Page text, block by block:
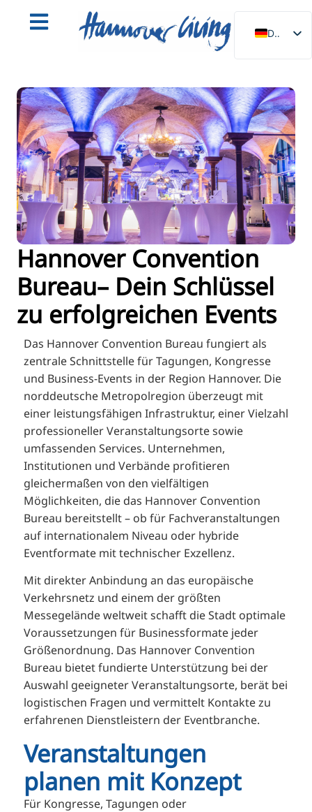
DE
EN
PL
ES
IT
DA
SV
FR
PT
RU
FI
KO
JA
UK
Hannover Convention
Bureau– Dein Schlüssel
zu erfolgreichen Events
Das Hannover Convention Bureau fungiert als
zentrale Schnittstelle für Tagungen, Kongresse
und Business-Events in der Region Hannover. Die
norddeutsche Metropolregion überzeugt mit
einer leistungsfähigen Infrastruktur, einer Vielzahl
professioneller Veranstaltungsorte sowie
umfassenden Services. Unternehmen,
Institutionen und Verbände profitieren
gleichermaßen von den vielfältigen
Möglichkeiten, die das Hannover Convention
Bureau bereitstellt – ob für Fachveranstaltungen
auf internationalem Niveau oder hybride
Eventformate mit technischer Exzellenz.
Mit direkter Anbindung an das europäische
Verkehrsnetz und einem der größten
Messegelände weltweit schafft die Stadt optimale
Voraussetzungen für Businessformate jeder
Größenordnung. Das Hannover Convention
Bureau bietet fundierte Unterstützung bei der
Auswahl geeigneter Veranstaltungsorte, berät bei
logistischen Fragen und vermittelt Kontakte zu
erfahrenen Dienstleistern der Eventbranche.
Veranstaltungen
planen mit Konzept
Für Kongresse, Tagungen oder